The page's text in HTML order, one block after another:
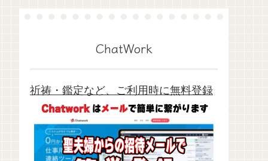
ChatWork
祈祷・鑑定など、ご利用時に無料登録